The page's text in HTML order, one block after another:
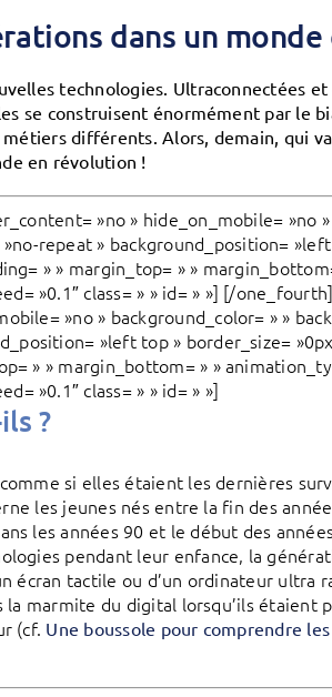
dans un
technologies. Ultraconnectées
se construisent énormément par le
différents. Alors, demain, qui
en révolution !
»no » hide_on_mobile= »no
repeat » background_position=
» » margin_top= » »
»0.1″ class= » » id= » »] [/
»no » background_color= » »
»left top » border_size=
» » margin_bottom= » »
»0.1″ class= » » id= » »]
?
si elles étaient les dernières
les jeunes nés entre la fin des
les années 90 et le début des
pendant leur enfance, la
écran tactile ou d’un ordinateur ultra
la marmite du digital lorsqu’ils
(cf. Une boussole pour comprendre